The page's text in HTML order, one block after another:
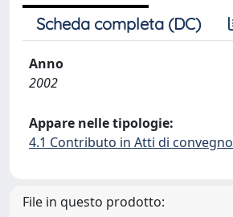
Scheda completa (DC)
Anno
2002
Appare nelle tipologie:
4.1 Contributo in Atti di convegno
File in questo prodotto: